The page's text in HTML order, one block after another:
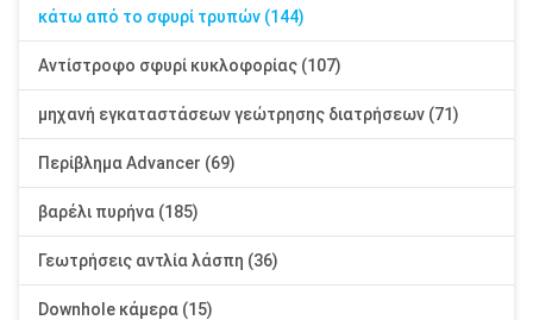
κάτω από το σφυρί τρυπών (144)
Αντίστροφο σφυρί κυκλοφορίας (107)
μηχανή εγκαταστάσεων γεώτρησης διατρήσεων (71)
Περίβλημα Advancer (69)
βαρέλι πυρήνα (185)
Γεωτρήσεις αντλία λάσπη (36)
Downhole κάμερα (15)